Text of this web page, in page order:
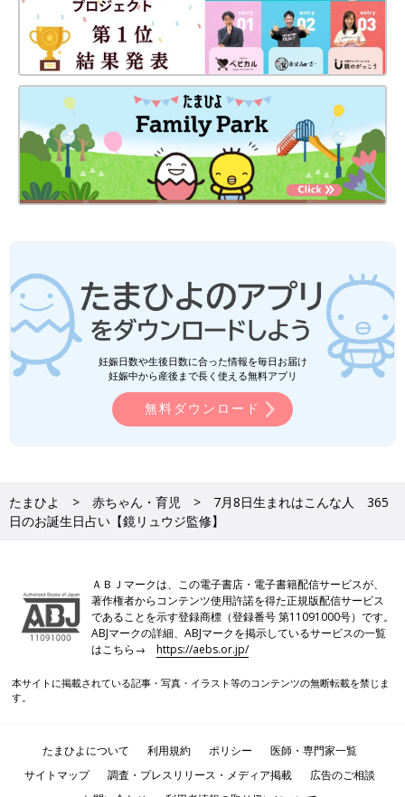
妊娠日数や生後日数に合った情報を毎日お届け
妊娠中から産後まで長く使える無料アプリ
無料ダウンロード
たまひよ 赤ちゃん・育児
7月8日生まれはこんな人 365
日のお誕生日占い【鏡リュウジ監修】
ＡＢＪマークは、この電子書店・電子書籍配信サービスが、
著作権者からコンテンツ使用許諾を得た正規版配信サービス
であることを示す登録商標（登録番号 第11091000号）です。
ABJマークの詳細、ABJマークを掲示しているサービスの一覧
はこちら→https://aebs.or.jp/
本サイトに掲載されている記事・写真・イラスト等のコンテンツの無断転載を禁じま
す。
たまひよについて 利用規約 ポリシー
医師・専門家一覧
サイトマップ
調査・プレスリリース・メディア掲載
広告のご相談